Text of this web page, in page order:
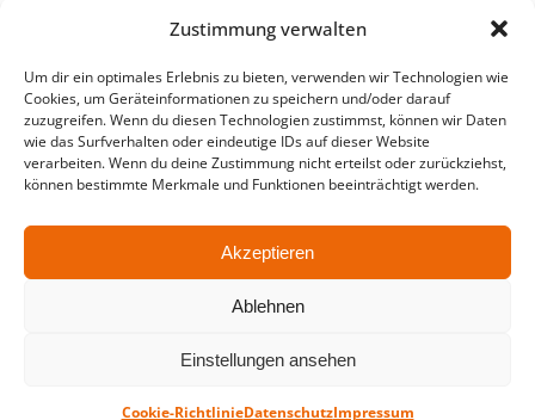
Zustimmung verwalten
Um dir ein optimales Erlebnis zu bieten, verwenden wir Technologien wie
Cookies, um Geräteinformationen zu speichern und/oder darauf
zuzugreifen. Wenn du diesen Technologien zustimmst, können wir Daten
wie das Surfverhalten oder eindeutige IDs auf dieser Website
verarbeiten. Wenn du deine Zustimmung nicht erteilst oder zurückziehst,
können bestimmte Merkmale und Funktionen beeinträchtigt werden.
Akzeptieren
Ablehnen
Einstellungen ansehen
Cookie-RichtlinieDatenschutzImpressum
QUARTERBACK Immobilien ARENA
Am Sportforum 2, 04105 Leipzig
Sie erreichen uns mit dem Öffentlichen
Nahverkehr: Straßenbahn Linien 3, 4, 7, 8, 15
Parken ist während des Ticketkaufs möglich.
ImpressumAGBBarrierefreiheit